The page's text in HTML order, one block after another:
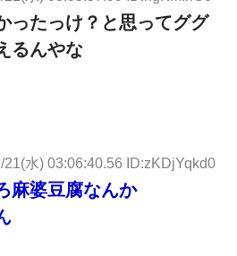
ったっけ？と思ってググ
るんやな
21(水) 03:06:40.56 ID:zKDjYqkd0
麻婆豆腐なんか